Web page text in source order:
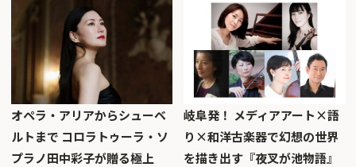
オペラ・アリアからシューベ
ルトまで コロラトゥーラ・ソ
プラノ田中彩子が贈る極上
岐阜発！ メディアアート×語
り×和洋古楽器で幻想の世界
を描き出す『夜叉が池物語』